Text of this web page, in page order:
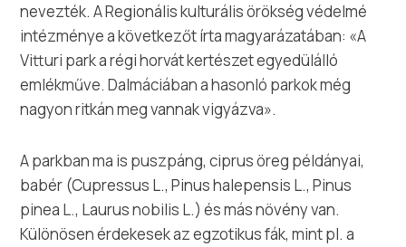
Villa Nika, Kamberovo šetalište 30,
21216 Kaštel Stari, Hrvatska
Útvonalak
nevezték. A Regionális kulturális örökség védelmé
intézménye a következőt írta magyarázatában: «A
Vitturi park a régi horvát kertészet egyedülálló
emlékműve. Dalmáciában a hasonló parkok még
nagyon ritkán meg vannak vigyázva».
A parkban ma is puszpáng, ciprus öreg példányai,
babér (Cupressus L., Pinus halepensis L., Pinus
pinea L., Laurus nobilis L.) és más növény van.
Különösen érdekesek az egzotikus fák, mint pl. a